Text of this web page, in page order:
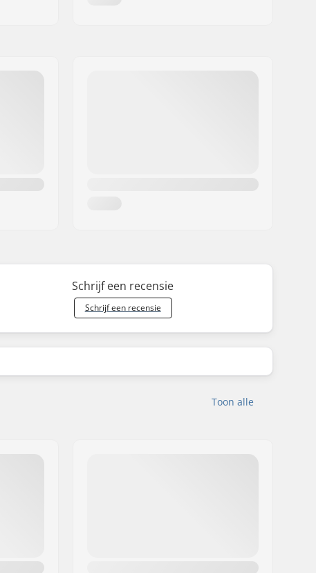
Schrijf een recensie
Schrijf een recensie
Toon alle